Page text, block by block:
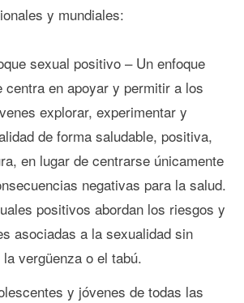
y mundiales:
sexual positivo – Un enfoque
en apoyar y permitir a los
explorar, experimentar y
de forma saludable, positiva,
en lugar de centrarse únicamente
negativas para la salud.
positivos abordan los riesgos y
asociadas a la sexualidad sin
vergüenza o el tabú.
y jóvenes de todas las